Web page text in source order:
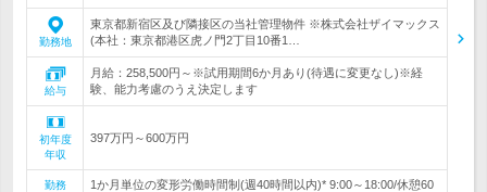
勤務地
東京都新宿区及び隣接区の当社管理物件 ※株式会社ザイマックス
(本社：東京都港区虎ノ門2丁目10番1…
給与
月給：258,500円～※試用期間6か月あり(待遇に変更なし)※経
験、能力考慮のうえ決定します
初年度
年収
397万円～600万円
勤務
1か月単位の変形労働時間制(週40時間以内)* 9:00～18:00/休憩60